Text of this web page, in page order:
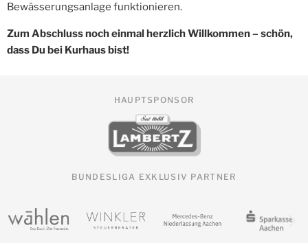
Bewässerungsanlage funktionieren.
Zum Abschluss noch einmal herzlich Willkommen – schön,
dass Du bei Kurhaus bist!
HAUPTSPONSOR
BUNDESLIGA EXKLUSIV PARTNER